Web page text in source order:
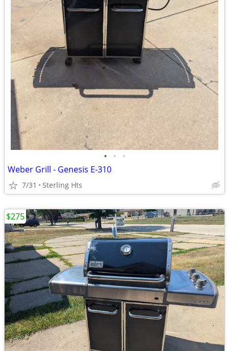
• • •
Weber Grill - Genesis E-310
7/31 Sterling Hts
$275